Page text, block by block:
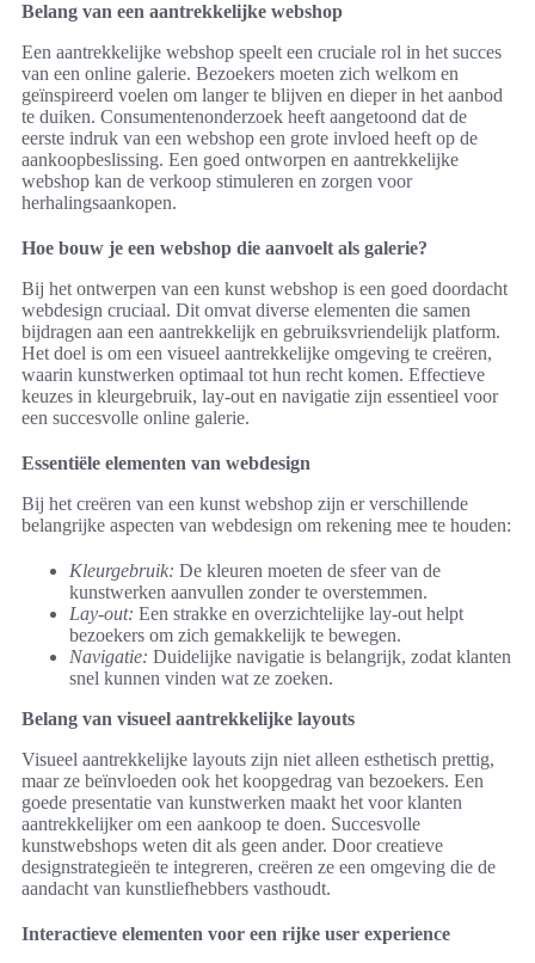
Belang van een aantrekkelijke webshop
Een aantrekkelijke webshop speelt een cruciale rol in het succes
van een online galerie. Bezoekers moeten zich welkom en
geïnspireerd voelen om langer te blijven en dieper in het aanbod
te duiken. Consumentenonderzoek heeft aangetoond dat de
eerste indruk van een webshop een grote invloed heeft op de
aankoopbeslissing. Een goed ontworpen en aantrekkelijke
webshop kan de verkoop stimuleren en zorgen voor
herhalingsaankopen.
Hoe bouw je een webshop die aanvoelt als galerie?
Bij het ontwerpen van een kunst webshop is een goed doordacht
webdesign cruciaal. Dit omvat diverse elementen die samen
bijdragen aan een aantrekkelijk en gebruiksvriendelijk platform.
Het doel is om een visueel aantrekkelijke omgeving te creëren,
waarin kunstwerken optimaal tot hun recht komen. Effectieve
keuzes in kleurgebruik, lay-out en navigatie zijn essentieel voor
een succesvolle online galerie.
Essentiële elementen van webdesign
Bij het creëren van een kunst webshop zijn er verschillende
belangrijke aspecten van webdesign om rekening mee te houden:
Kleurgebruik: De kleuren moeten de sfeer van de
kunstwerken aanvullen zonder te overstemmen.
Lay-out: Een strakke en overzichtelijke lay-out helpt
bezoekers om zich gemakkelijk te bewegen.
Navigatie: Duidelijke navigatie is belangrijk, zodat klanten
snel kunnen vinden wat ze zoeken.
Belang van visueel aantrekkelijke layouts
Visueel aantrekkelijke layouts zijn niet alleen esthetisch prettig,
maar ze beïnvloeden ook het koopgedrag van bezoekers. Een
goede presentatie van kunstwerken maakt het voor klanten
aantrekkelijker om een aankoop te doen. Succesvolle
kunstwebshops weten dit als geen ander. Door creatieve
designstrategieën te integreren, creëren ze een omgeving die de
aandacht van kunstliefhebbers vasthoudt.
Interactieve elementen voor een rijke user experience